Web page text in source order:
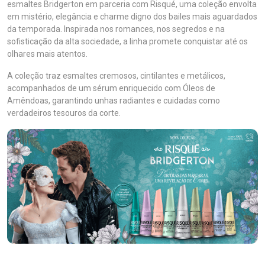
esmaltes Bridgerton em parceria com Risqué, uma coleção envolta
em mistério, elegância e charme digno dos bailes mais aguardados
da temporada. Inspirada nos romances, nos segredos e na
sofisticação da alta sociedade, a linha promete conquistar até os
olhares mais atentos.
A coleção traz esmaltes cremosos, cintilantes e metálicos,
acompanhados de um sérum enriquecido com Óleos de
Amêndoas, garantindo unhas radiantes e cuidadas como
verdadeiros tesouros da corte.